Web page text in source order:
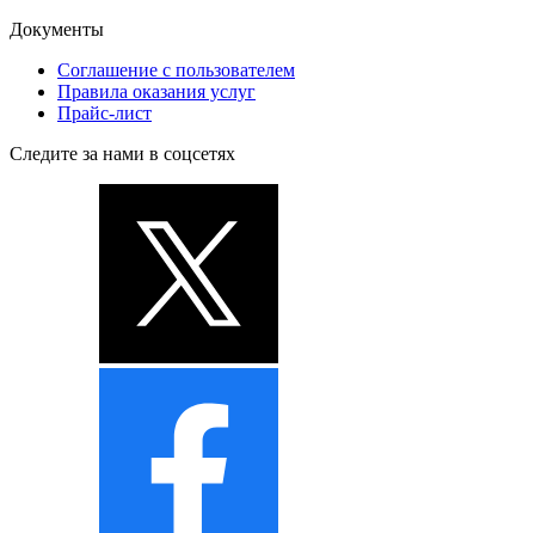
Документы
Соглашение с пользователем
Правила оказания услуг
Прайс-лист
Следите за нами в соцсетях